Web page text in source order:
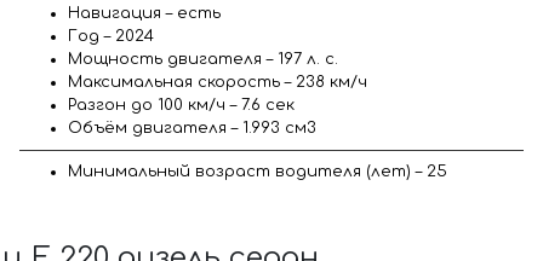
Навигация – есть
Год – 2024
Мощность двигателя – 197 л. с.
Максимальная скорость – 238 км/ч
Разгон до 100 км/ч – 7.6 сек
Объём двигателя – 1.993 см3
Минимальный возраст водителя (лет) – 25